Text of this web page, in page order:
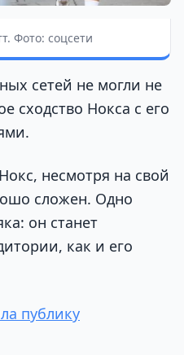
Фото: соцсети
сетей не могли не
сходство Нокса с его
несмотря на свой
сложен. Одно
он станет
как и его
публику